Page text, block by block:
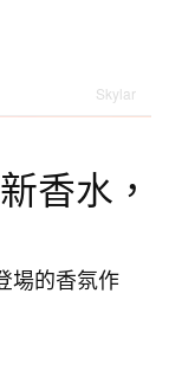
Skylar
香水，
場的香氛作